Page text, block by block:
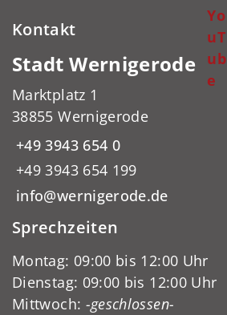
Yo
uT
ub
e
Kontakt
Stadt Wernigerode
Marktplatz 1
38855 Wernigerode
+49 3943 654 0
+49 3943 654 199
info@wernigerode.de
Sprechzeiten
Montag: 09:00 bis 12:00 Uhr
Dienstag: 09:00 bis 12:00 Uhr
Mittwoch: -geschlossen-